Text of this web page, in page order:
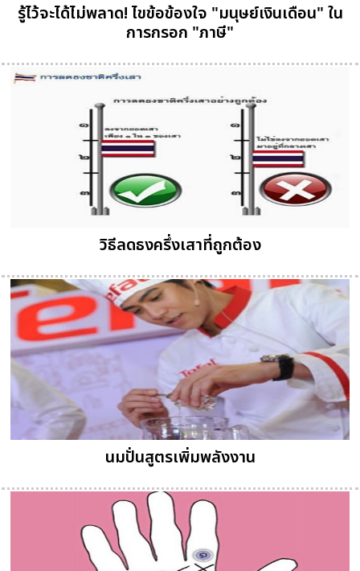
รู้ไว้จะได้ไม่พลาด! ไขข้อข้องใจ "มนุษย์เงินเดือน" ใน
การกรอก "ภาษี"
วิธีลดธงครึ่งเสาที่ถูกต้อง
นมปั่นสูตรเพิ่มพลังงาน